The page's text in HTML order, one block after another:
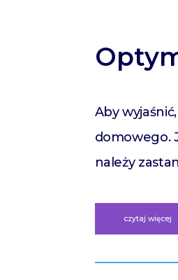
Aby
domowego.
należy
czytaj więcej